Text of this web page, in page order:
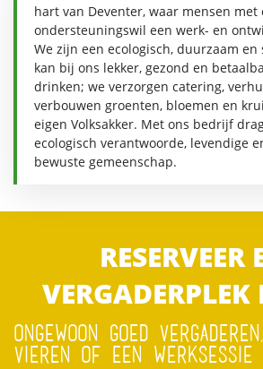
hart van Deventer, waar mensen met
ondersteuningswil een werk- en
We zijn een ecologisch, duurzaam en
kan bij ons lekker, gezond en
drinken; we verzorgen catering,
verbouwen groenten, bloemen en
eigen Volksakker. Met ons bedrijf
ecologisch verantwoorde, levendige
bewuste gemeenschap.
RESERVEER
VERGADERPLEK
ONGEWOON GOED
VIEREN OF EEN WERKSESSIE